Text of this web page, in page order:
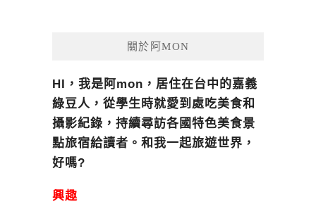
關於阿MON
HI，我是阿mon，居住在台中的嘉義
綠豆人，從學生時就愛到處吃美食和
攝影紀錄，持續尋訪各國特色美食景
點旅宿給讀者。和我一起旅遊世界，
好嗎?
興趣